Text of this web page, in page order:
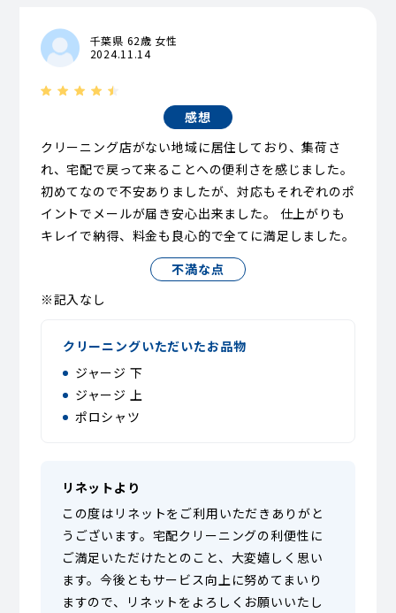
千葉県 62歳 女性
2024.11.14
感想
クリーニング店がない地域に居住しており、集荷さ
れ、宅配で戻って来ることへの便利さを感じました。
初めてなので不安ありましたが、対応もそれぞれのポ
イントでメールが届き安心出来ました。 仕上がりも
キレイで納得、料金も良心的で全てに満足しました。
不満な点
※記入なし
クリーニングいただいたお品物
ジャージ 下
ジャージ 上
ポロシャツ
リネットより
この度はリネットをご利用いただきありがと
うございます。宅配クリーニングの利便性に
ご満足いただけたとのこと、大変嬉しく思い
ます。今後ともサービス向上に努めてまいり
ますので、リネットをよろしくお願いいたし